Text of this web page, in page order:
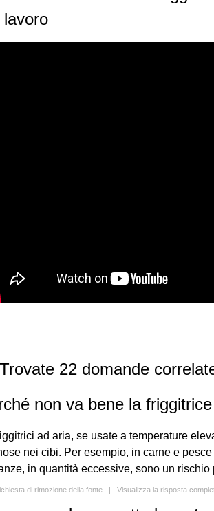
lavoro
Trovate 22 domande
non va bene la
ad aria, se usate a temperature
nei cibi. Per esempio, in carne e
in quantità eccessive, sono un
di rimozione della fonte | Visualizza la risposta